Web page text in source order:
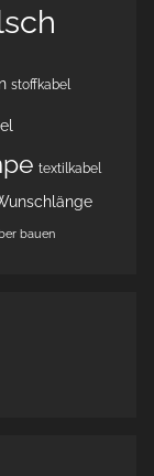
stoffkabel
textilkabel
bauen